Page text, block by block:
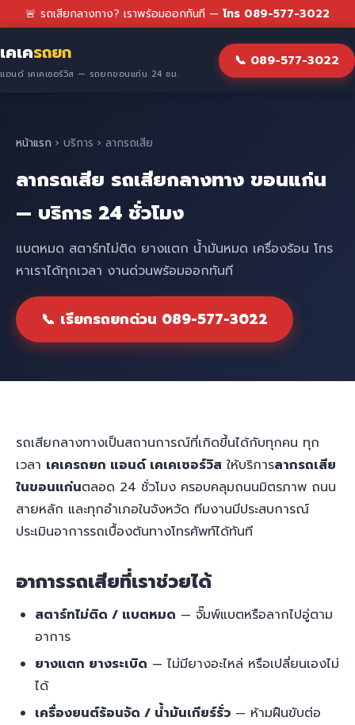
🚨 รถเสียกลางทาง? เราพร้อมออกทันที — โทร 089-577-3022
เคเครถยก
แอนด์ เคเคเซอร์วิส — รถยกขอนแก่น 24 ชม.
📞 089-577-3022
หน้าแรก › บริการ › ลากรถเสีย
ลากรถเสีย รถเสียกลางทาง ขอนแก่น
— บริการ 24 ชั่วโมง
แบตหมด สตาร์ทไม่ติด ยางแตก น้ำมันหมด เครื่องร้อน โทร
หาเราได้ทุกเวลา งานด่วนพร้อมออกทันที
📞 เรียกรถยกด่วน 089-577-3022
รถเสียกลางทางเป็นสถานการณ์ที่เกิดขึ้นได้กับทุกคน ทุก
เวลา เคเครถยก แอนด์ เคเคเซอร์วิส ให้บริการลากรถเสีย
ในขอนแก่นตลอด 24 ชั่วโมง ครอบคลุมถนนมิตรภาพ ถนน
สายหลัก และทุกอำเภอในจังหวัด ทีมงานมีประสบการณ์
ประเมินอาการรถเบื้องต้นทางโทรศัพท์ได้ทันที
อาการรถเสียที่เราช่วยได้
สตาร์ทไม่ติด / แบตหมด — จั๊มพ์แบตหรือลากไปอู่ตาม
อาการ
ยางแตก ยางระเบิด — ไม่มียางอะไหล่ หรือเปลี่ยนเองไม่
ได้
เครื่องยนต์ร้อนจัด / น้ำมันเกียร์รั่ว — ห้ามฝืนขับต่อ